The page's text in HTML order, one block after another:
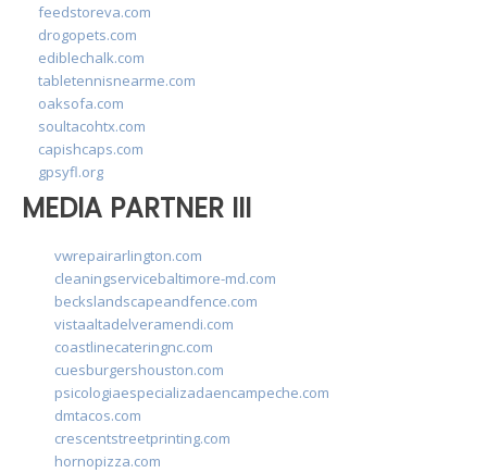
feedstoreva.com
drogopets.com
ediblechalk.com
tabletennisnearme.com
oaksofa.com
soultacohtx.com
capishcaps.com
gpsyfl.org
MEDIA PARTNER III
vwrepairarlington.com
cleaningservicebaltimore-md.com
beckslandscapeandfence.com
vistaaltadelveramendi.com
coastlinecateringnc.com
cuesburgershouston.com
psicologiaespecializadaencampeche.com
dmtacos.com
crescentstreetprinting.com
hornopizza.com